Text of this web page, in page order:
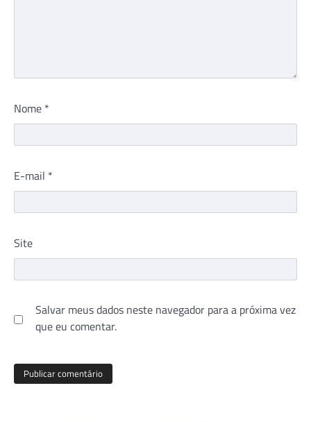
Nome *
E-mail *
Site
Salvar meus dados neste navegador para a próxima vez
que eu comentar.